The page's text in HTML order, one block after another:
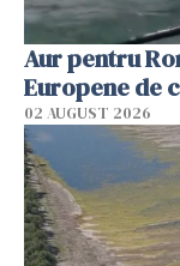
Aur pentru
Europene de
02 AUGUST 2026